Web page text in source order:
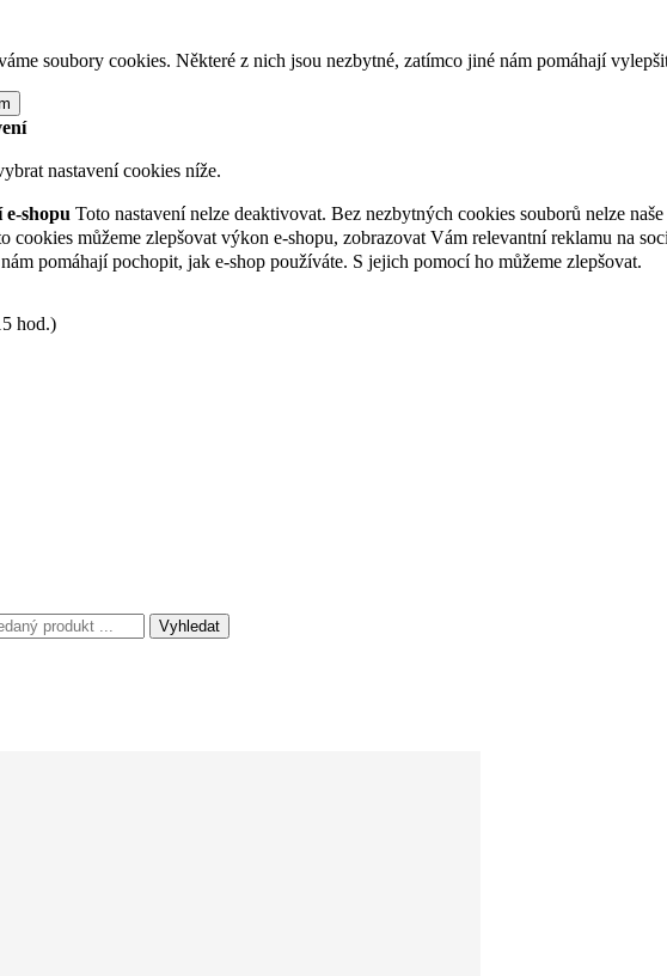
soubory cookies. Některé z nich jsou nezbytné, zatímco jiné nám pomáhají
nastavení cookies níže.
shopu Toto nastavení nelze deaktivovat. Bez nezbytných cookies souborů nelze
cookies můžeme zlepšovat výkon e-shopu, zobrazovat Vám relevantní reklamu na
pomáhají pochopit, jak e-shop používáte. S jejich pomocí ho můžeme zlepšovat.
hod.)
Vyhledat